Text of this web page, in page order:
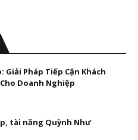
Giải Pháp Tiếp Cận Khách
Doanh Nghiệp
tài năng Quỳnh Như